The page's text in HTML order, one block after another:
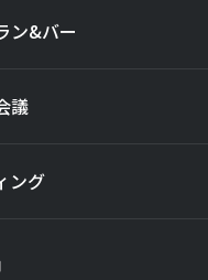
ン&バー
議
ング